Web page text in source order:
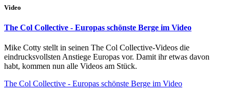
Video
The Col Collective - Europas schönste Berge im Video
Mike Cotty stellt in seinen The Col Collective-Videos die
eindrucksvollsten Anstiege Europas vor. Damit ihr etwas davon
habt, kommen nun alle Videos am Stück.
The Col Collective - Europas schönste Berge im Video